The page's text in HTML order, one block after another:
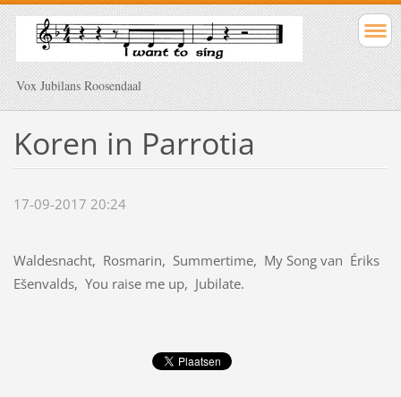
Vox Jubilans Roosendaal
Koren in Parrotia
17-09-2017 20:24
Waldesnacht, Rosmarin, Summertime, My Song van Ériks
Ešenvalds, You raise me up, Jubilate.